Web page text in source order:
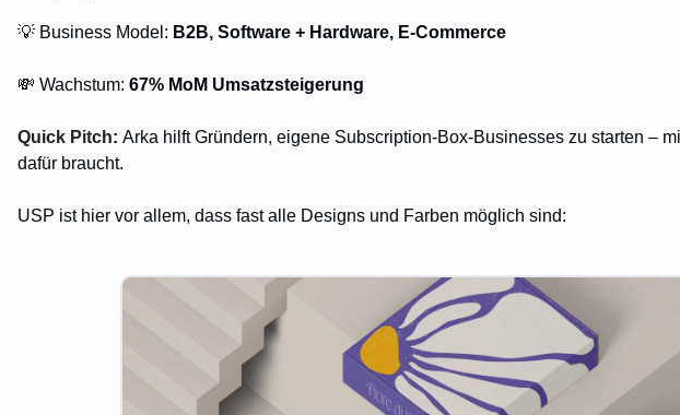
💡 Business Model: B2B, Software + Hardware, E-Commerce
💸 Wachstum: 67% MoM Umsatzsteigerung
Quick Pitch: Arka hilft Gründern, eigene Subscription-Box-Businesses zu starten –
dafür braucht.
USP ist hier vor allem, dass fast alle Designs und Farben möglich sind: